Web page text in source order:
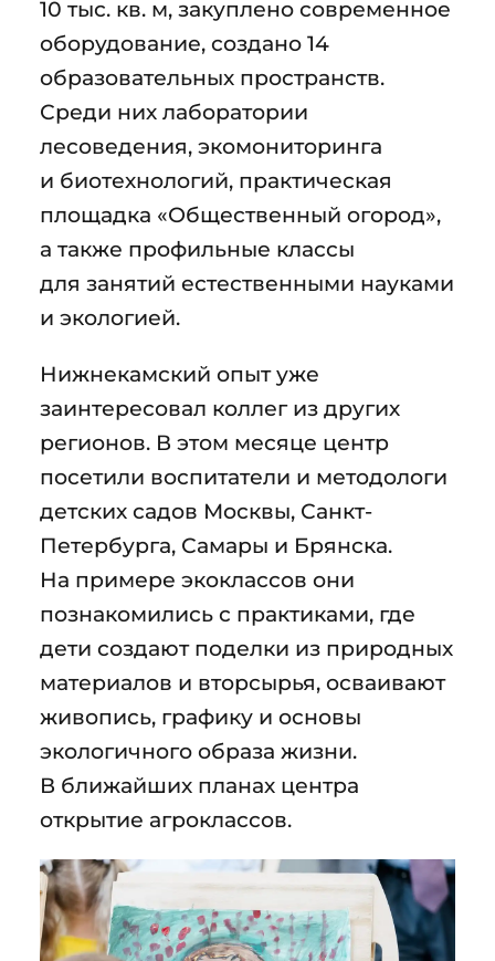
10 тыс. кв. м, закуплено современное
оборудование, создано 14
образовательных пространств.
Среди них лаборатории
лесоведения, экомониторинга
и биотехнологий, практическая
площадка «Общественный огород»,
а также профильные классы
для занятий естественными науками
и экологией.
Нижнекамский опыт уже
заинтересовал коллег из других
регионов. В этом месяце центр
посетили воспитатели и методологи
детских садов Москвы, Санкт-
Петербурга, Самары и Брянска.
На примере экоклассов они
познакомились с практиками, где
дети создают поделки из природных
материалов и вторсырья, осваивают
живопись, графику и основы
экологичного образа жизни.
В ближайших планах центра
открытие агроклассов.